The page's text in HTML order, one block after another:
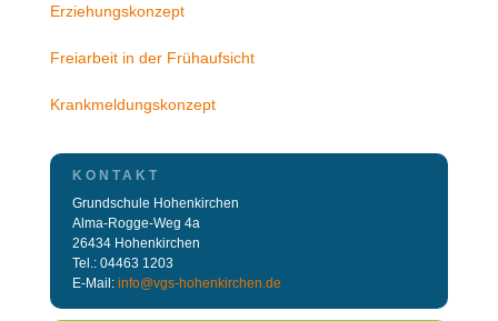
Erziehungskonzept
Freiarbeit in der Frühaufsicht
Krankmeldungskonzept
KONTAKT
Grundschule Hohenkirchen
Alma-Rogge-Weg 4a
26434 Hohenkirchen
Tel.: 04463 1203
E-Mail: info@vgs-hohenkirchen.de